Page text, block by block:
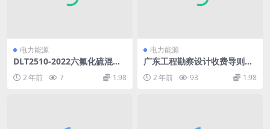
电力能源
DLT2510-2022六氟化硫混合
气体净化处理技术规范(3.21M
B)pdf
2 年前 7 1.98
电力能源
广东工程勘察设计收费导则第
2 年前 93 1.98